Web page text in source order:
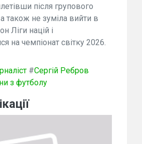
після групового
а також не зуміла вийти в
Ліги націй і
на чемпіонат світку 2026.
#Сергій Ребров
з футболу